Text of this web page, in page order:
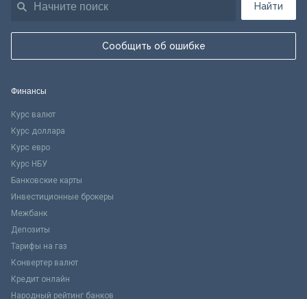
Найти
Сообщить об ошибке
Финансы
Курс валют
Курс доллара
Курс евро
Курс НБУ
Банковские карты
Инвестиционные брокеры
Межбанк
Депозиты
Тарифы на газ
Конвертер валют
Кредит онлайн
Народный рейтинг банков